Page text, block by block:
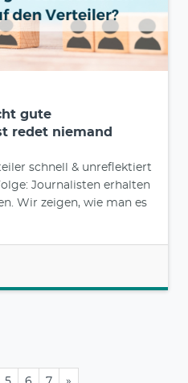
gute
redet niemand
schnell & unreflektiert
Journalisten erhalten
Wir zeigen, wie man es